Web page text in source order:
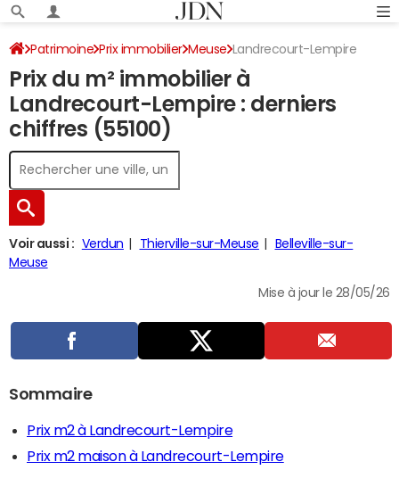
Patrimoine Prix immobilier Meuse Landrecourt-Lempire
Prix du m² immobilier à
Landrecourt-Lempire : derniers
chiffres (55100)
Voir aussi : Verdun Thierville-sur-Meuse
Belleville-sur-
Meuse
Mise à jour le 28/05/26
Sommaire
Prix m2 à Landrecourt-Lempire
Prix m2 maison à Landrecourt-Lempire